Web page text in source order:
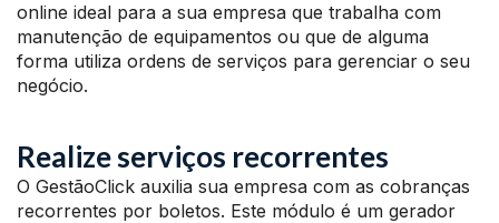
online ideal para a sua empresa que trabalha com
manutenção de equipamentos ou que de alguma
forma utiliza ordens de serviços para gerenciar o seu
negócio.
Realize serviços recorrentes
O GestãoClick auxilia sua empresa com as cobranças
recorrentes por boletos. Este módulo é um gerador